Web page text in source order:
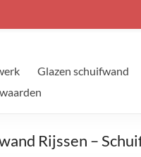
Glazen schuifwand
Rijssen –